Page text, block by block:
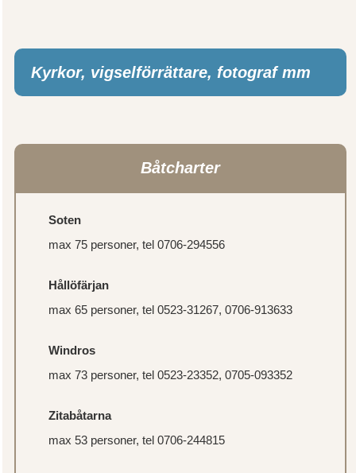
Kyrkor, vigselförrättare, fotograf mm
Båtcharter
Soten
max 75 personer, tel 0706-294556
Hållöfärjan
max 65 personer, tel 0523-31267, 0706-913633
Windros
max 73 personer, tel 0523-23352, 0705-093352
Zitabåtarna
max 53 personer, tel 0706-244815